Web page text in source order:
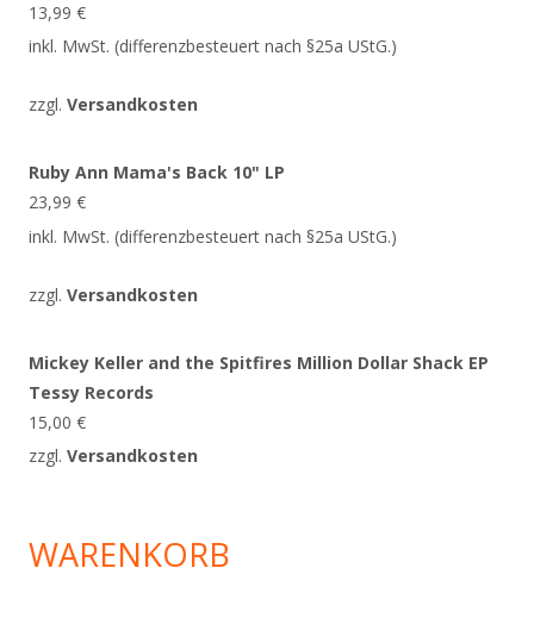
13,99 €
inkl. MwSt. (differenzbesteuert nach §25a UStG.)
zzgl. Versandkosten
Ruby Ann Mama's Back 10" LP
23,99 €
inkl. MwSt. (differenzbesteuert nach §25a UStG.)
zzgl. Versandkosten
Mickey Keller and the Spitfires Million Dollar Shack EP
Tessy Records
15,00 €
zzgl. Versandkosten
WARENKORB